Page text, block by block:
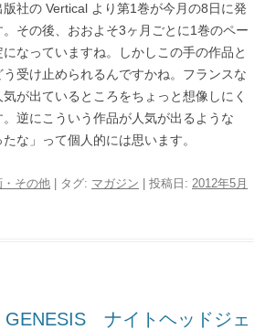
社の Vertical より第1巻が今月の8日に発
その後、おおよそ3ヶ月ごとに1巻のペー
なっていますね。しかしこの手の作品と
受け止められるんですかね。フランスな
が出ているところをちょっと想像しにく
逆にこういう作品が人気が出るような
な」って個人的には思います。
・その他 | タグ: マガジン | 投稿日: 2012年5月
GENESIS ナイトヘッドジェ